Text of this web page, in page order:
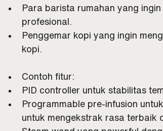
Para barista rumahan yang
profesional.
Penggemar kopi yang ingin
kopi.
Contoh fitur:
PID controller untuk stabilitas
Programmable pre-infusion
untuk mengekstrak rasa terbaik